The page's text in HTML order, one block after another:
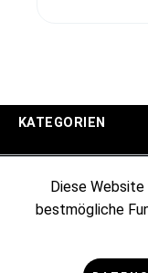
KATEGORIEN
Diese
bestmögliche